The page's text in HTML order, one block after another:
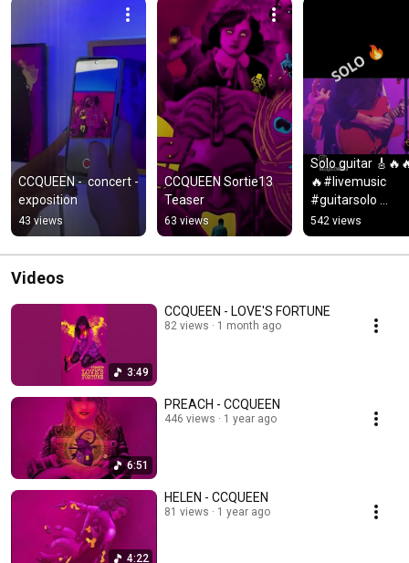
CCQUEEN -  concert -
exposition
43 views
CCQUEEN Sortie13
Teaser
63 views
Solo guitar
🔥#livemusic
#guitarsolo
#rockandroll
#rockband
542 views
Videos
3:49
CCQUEEN - LOVE'S FORTUNE
82 views 1 month ago
6:51
PREACH - CCQUEEN
446 views 1 year ago
4:22
HELEN - CCQUEEN
81 views 1 year ago